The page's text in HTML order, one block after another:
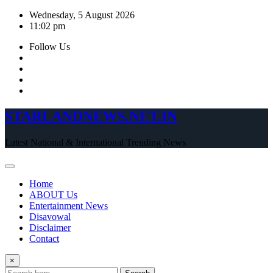
Skip
Wednesday, 5 August 2026
11:02 pm
Follow Us
STARLANDNEWS.NET.IN
Latest National & International Trending News
Home
ABOUT Us
Entertainment News
Disavowal
Disclaimer
Contact
×